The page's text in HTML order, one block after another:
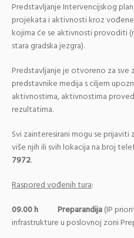
Predstavljanje Intervencijskog
projekata i aktivnosti kroz
kojima će se aktivnosti provoditi
stara gradska jezgra).
Predstavljanje je otvoreno za sve
predstavnike medija s ciljem
aktivnostima, aktivnostima
rezultatima.
Svi zainteresirani mogu se
više njih ili svih lokacija na broj
7972.
Raspored vođenih tura:
09.00 h
Preparandija(IP
infrastrukture u poslovnoj zoni